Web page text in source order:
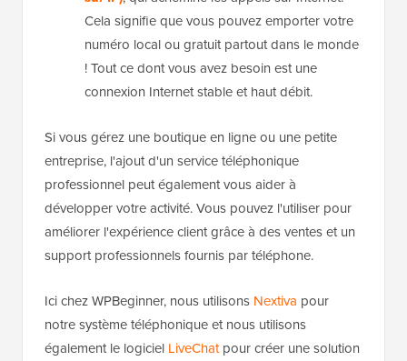
Cela signifie que vous pouvez emporter votre
numéro local ou gratuit partout dans le monde
! Tout ce dont vous avez besoin est une
connexion Internet stable et haut débit.
Si vous gérez une boutique en ligne ou une petite
entreprise, l'ajout d'un service téléphonique
professionnel peut également vous aider à
développer votre activité. Vous pouvez l'utiliser pour
améliorer l'expérience client grâce à des ventes et un
support professionnels fournis par téléphone.
Ici chez WPBeginner, nous utilisons Nextiva pour
notre système téléphonique et nous utilisons
également le logiciel LiveChatpour créer une solution